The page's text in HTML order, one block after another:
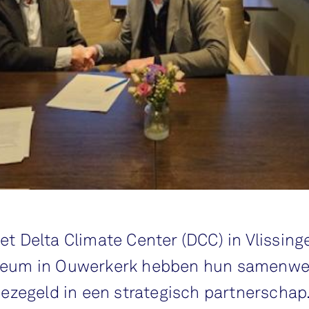
Delta Climate Center (DCC) in
in Ouwerkerk hebben hun
in een strategisch